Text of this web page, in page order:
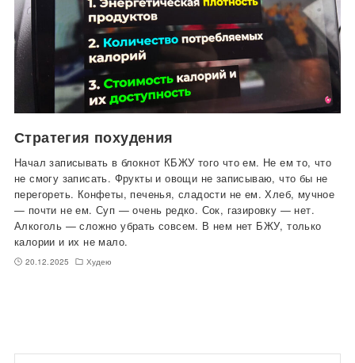
Стратегия похудения
Начал записывать в блокнот КБЖУ того что ем. Не ем то, что
не смогу записать. Фрукты и овощи не записываю, что бы не
перегореть. Конфеты, печенья, сладости не ем. Хлеб, мучное
— почти не ем. Суп — очень редко. Сок, газировку — нет.
Алкоголь — сложно убрать совсем. В нем нет БЖУ, только
калории и их не мало.
20.12.2025 Худею